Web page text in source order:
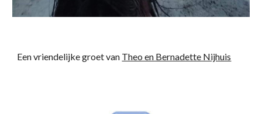
Een vriendelijke groet van Theo en Bernadette Nijhuis